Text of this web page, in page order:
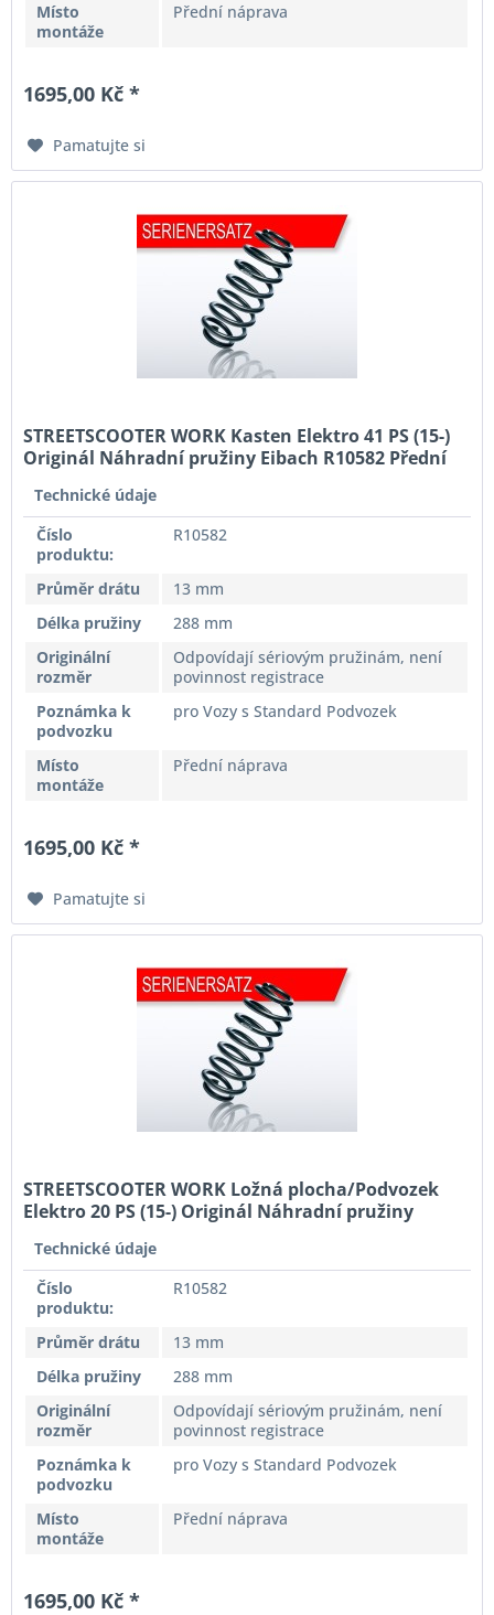
Místo
montáže
Přední náprava
1695,00 Kč *
Pamatujte si
STREETSCOOTER WORK Kasten Elektro 41 PS (15-)
Originál Náhradní pružiny Eibach R10582 Přední
Technické údaje
Číslo
produktu:
R10582
Průměr drátu
13 mm
Délka pružiny
288 mm
Originální
rozměr
Odpovídají sériovým pružinám, není
povinnost registrace
Poznámka k
podvozku
pro Vozy s Standard Podvozek
Místo
montáže
Přední náprava
1695,00 Kč *
Pamatujte si
STREETSCOOTER WORK Ložná plocha/Podvozek
Elektro 20 PS (15-) Originál Náhradní pružiny
Technické údaje
Číslo
produktu:
R10582
Průměr drátu
13 mm
Délka pružiny
288 mm
Originální
rozměr
Odpovídají sériovým pružinám, není
povinnost registrace
Poznámka k
podvozku
pro Vozy s Standard Podvozek
Místo
montáže
Přední náprava
1695,00 Kč *